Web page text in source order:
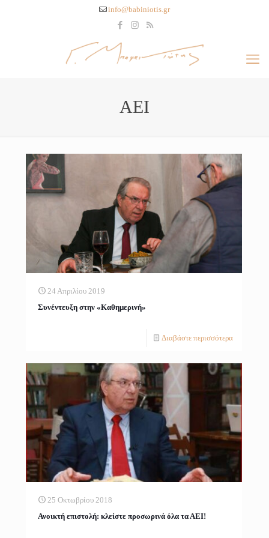
info@babiniotis.gr
ΑΕΙ
24 Απριλίου 2019
Συνέντευξη στην «Καθημερινή»
Διαβάστε περισσότερα
25 Οκτωβρίου 2018
Ανοικτή επιστολή: κλείστε προσωρινά όλα τα ΑΕΙ!